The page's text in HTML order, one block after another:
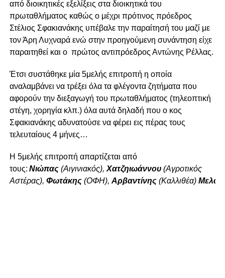
από διοικητικές εξελίξεις στα διοικητικά του
πρωταθλήματος καθώς ο μέχρι πρότινος πρόεδρος
Στέλιος Σφακιανάκης υπέβαλε την παραίτησή του μαζί με
τον Άρη Λυχναρά ενώ στην προηγούμενη συνάντηση είχε
παραιτηθεί και ο πρώτος αντιπρόεδρος Αντώνης Ρέλλας.
Έτσι συστάθηκε μία 5μελής επιτροπή η οποία
αναλαμβάνει να τρέξει όλα τα φλέγοντα ζητήματα που
αφορούν την διεξαγωγή του πρωταθλήματος (τηλεοπτική
στέγη, χορηγία κλπ.) όλα αυτά δηλαδή που ο κος
Σφακιανάκης αδυνατούσε να φέρει εις πέρας τους
τελευταίους 4 μήνες…
Η 5μελής επιτροπή απαρτίζεται από
τους: Nιώπας(Αιγινιακός),Χατζηιωάννου(Αγροτικός
Αστέρας), Φωτάκης(ΟΦΗ),Αρβαντίνης(Καλλιθέα) Μελάς